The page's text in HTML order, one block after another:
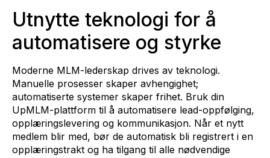
Utnytte teknologi for å
automatisere og styrke
Moderne MLM-lederskap drives av teknologi.
Manuelle prosesser skaper avhengighet;
automatiserte systemer skaper frihet. Bruk din
UpMLM-plattform til å automatisere lead-oppfølging,
opplæringslevering og kommunikasjon. Når et nytt
medlem blir med, bør de automatisk bli registrert i en
opplæringstrakt og ha tilgang til alle nødvendige